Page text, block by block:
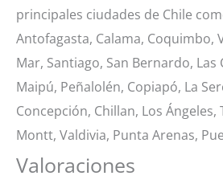
principales ciudades de Chile
Antofagasta, Calama, Coquimbo,
Mar, Santiago, San Bernardo, Las
Maipú, Peñalolén, Copiapó, La
Concepción, Chillan, Los
Montt, Valdivia, Punta Arenas,
Valoraciones